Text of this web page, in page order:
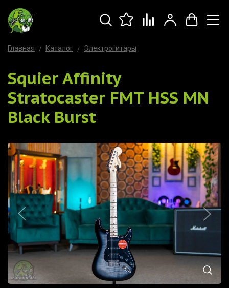
Главная Каталог Электрогитары
Squier Affinity
Stratocaster FMT HSS MN
Black Burst